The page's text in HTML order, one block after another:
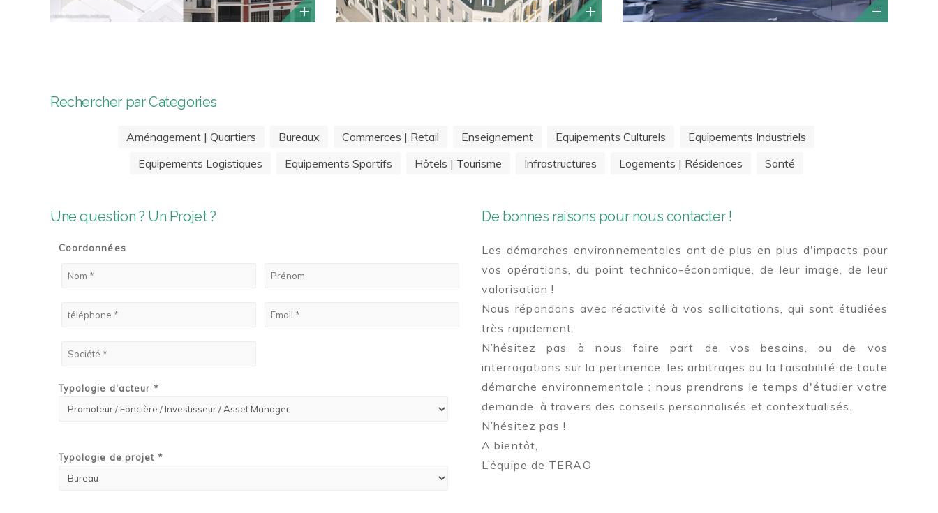
Rechercher par Categories
Aménagement | Quartiers Bureaux Commerces | Retail Enseignement Equipements Culturels
Equipements Industriels
Equipements Logistiques
Equipements Sportifs Hôtels | Tourisme Infrastructures Logements | Résidences Santé
Une question ? Un Projet ?
Coordonnées
Typologie d'acteur *
Typologie de projet *
De bonnes raisons pour nous contacter !
Les démarches environnementales ont de plus en plus d'impacts pour
vos opérations, du point technico-économique, de leur image, de leur
valorisation !
Nous répondons avec réactivité à vos sollicitations, qui sont étudiées
très rapidement.
N’hésitez pas à nous faire part de vos besoins, ou de vos
interrogations sur la pertinence, les arbitrages ou la faisabilité de toute
démarche environnementale : nous prendrons le temps d'étudier votre
demande, à travers des conseils personnalisés et contextualisés.
N’hésitez pas !
A bientôt,
L’équipe de TERAO